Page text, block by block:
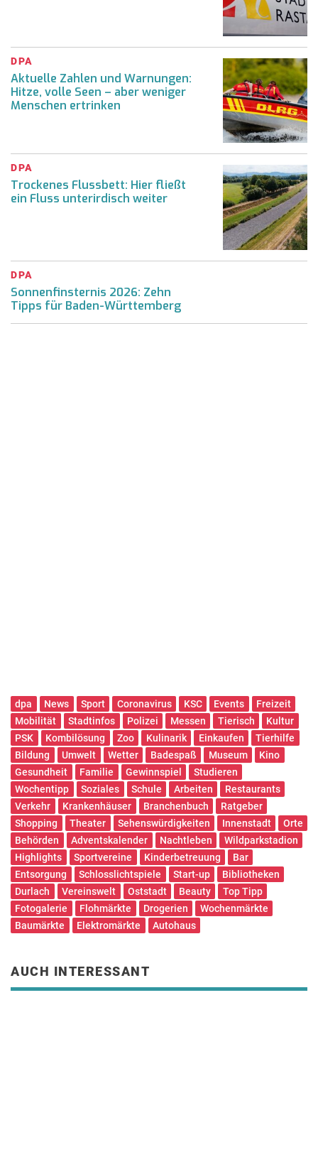
DPA
Aktuelle Zahlen und Warnungen:
Hitze, volle Seen – aber weniger
Menschen ertrinken
DPA
Trockenes Flussbett: Hier fließt
ein Fluss unterirdisch weiter
DPA
Sonnenfinsternis 2026: Zehn
Tipps für Baden-Württemberg
dpa News Sport Coronavirus KSC Events
Freizeit
Mobilität
Stadtinfos Polizei Messen Tierisch
Kultur
PSK
Kombilösung Zoo Kulinarik Einkaufen
Tierhilfe
Bildung
Umwelt Wetter Badespaß Museum
Kino
Gesundheit
Familie Gewinnspiel
Studieren
Wochentipp
Soziales Schule Arbeiten
Restaurants
Verkehr
Krankenhäuser Branchenbuch
Ratgeber
Shopping
Theater Sehenswürdigkeiten Innenstadt
Orte
Behörden
Adventskalender Nachtleben
Wildparkstadion
Highlights
Sportvereine Kinderbetreuung
Bar
Entsorgung
Schlosslichtspiele Start-up
Bibliotheken
Durlach
Vereinswelt Oststadt Beauty
Top Tipp
Fotogalerie
Flohmärkte Drogerien
Wochenmärkte
Baumärkte
Elektromärkte Autohaus
AUCH INTERESSANT